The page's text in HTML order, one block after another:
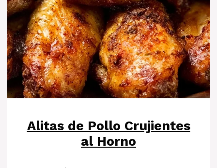
Alitas de Pollo Crujientes
al Horno